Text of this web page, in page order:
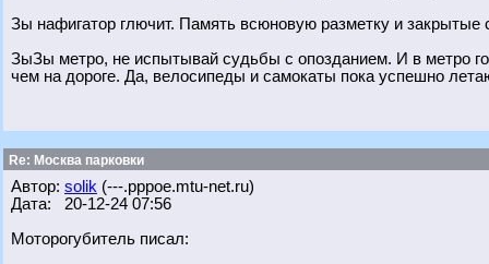
Зы нафигатор глючит. Память всюновую разметку и
ЗыЗы метро, не испытывай судьбы с опозданием. И в метро
чем на дороге. Да, велосипеды и самокаты пока успешно
Re: Москва парковки
Автор: solik (---.pppoe.mtu-net.ru)
Дата: 20-12-24 07:56
Моторогубитель писал: